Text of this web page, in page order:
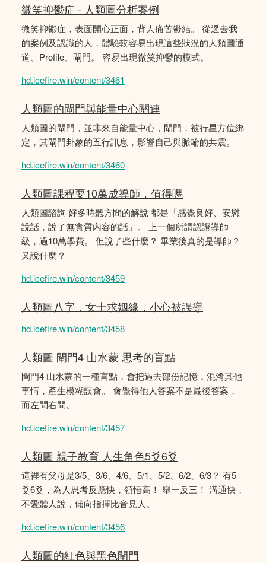
微笑抑鬱症 - 人類圖分析案例
微笑抑鬱症，表面開心正面，背人痛苦鬰結。 從過去我
的案例及認識的人，體驗較容易出現這些狀況的人類圖通
道、Profile、閘門。 容易出現微笑抑鬱的模式。
hd.icefire.win/content/3461
人類圖的閘門與能量中心關連
人類圖的閘門，並非來自能量中心，閘門，被行星方位綁
定，其閘門卦象的五行訊息，影響自己與脈輪的共震。
hd.icefire.win/content/3460
人類圖課程要10萬成導師，值得嗎
人類圖諮詢 好多時聽方間的解說 都是「感覺良好、安慰
說話，說了無實質內容的話」。 上一個所謂認證導師
級，過10萬學費。 但說了些什麼？ 畢業後真的是導師？
又說什麼？
hd.icefire.win/content/3459
人類圖八字，女士求姻緣，小心被誤導
hd.icefire.win/content/3458
人類圖 閘門4 山水蒙 思考的盲點
閘門4 山水蒙的一種盲點，會把過去部份記憶，混淆其他
事情，產生模糊誤會。 會覺得他人答案不是最後答案，
而左問右問。
hd.icefire.win/content/3457
人類圖 親子教育 人生角色5爻6爻
這裡有父母是3/5、3/6、4/6、5/1、5/2、6/2、6/3？ 有5
爻6爻，為人思考反應快，領悟高！ 舉一反三！ 溝通快，
不愛聽人說，傾向指揮比音見人。
hd.icefire.win/content/3456
人類圖的紅色與黑色閘門